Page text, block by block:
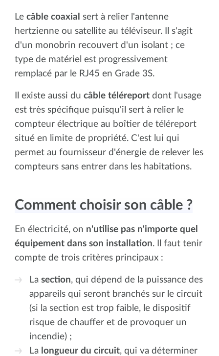
Le câble coaxial sert à relier l'antenne
hertzienne ou satellite au téléviseur. Il s'agit
d'un monobrin recouvert d'un isolant ; ce
type de matériel est progressivement
remplacé par le RJ45 en Grade 3S.
Il existe aussi du câble téléreport dont l'usage
est très spécifique puisqu'il sert à relier le
compteur électrique au boîtier de téléreport
situé en limite de propriété. C'est lui qui
permet au fournisseur d'énergie de relever les
compteurs sans entrer dans les habitations.
Comment choisir son câble ?
En électricité, on n'utilise pas n'importe quel
équipement dans son installation. Il faut tenir
compte de trois critères principaux :
La section, qui dépend de la puissance des
appareils qui seront branchés sur le circuit
(si la section est trop faible, le dispositif
risque de chauffer et de provoquer un
incendie) ;
La longueur du circuit, qui va déterminer